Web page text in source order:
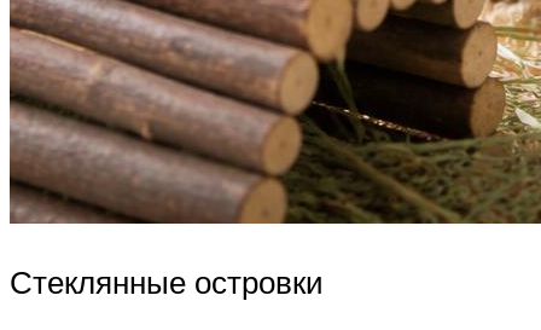
Стеклянные островки